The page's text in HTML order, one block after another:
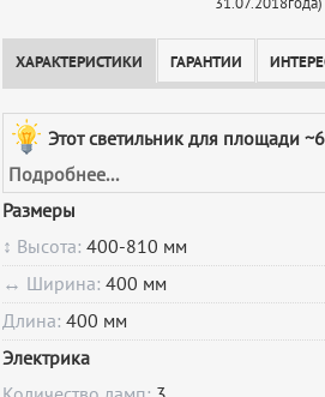
31.07.2018года)
ХАРАКТЕРИСТИКИ ГАРАНТИИ
Этот светильник для площади
Подробнее...
Размеры
↕ Высота:400-810 мм
↔ Ширина:400 мм
Длина:400 мм
Электрика